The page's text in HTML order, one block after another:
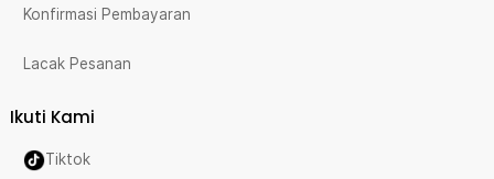
Konfirmasi Pembayaran
Lacak Pesanan
Ikuti Kami
Tiktok